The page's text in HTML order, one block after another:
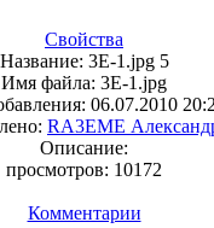
Свойства
Название: 3Е-1.jpg 5
Имя файла: 3Е-1.jpg
06.07.2010
RA3EME
Описание:
просмотров: 10172
Комментарии